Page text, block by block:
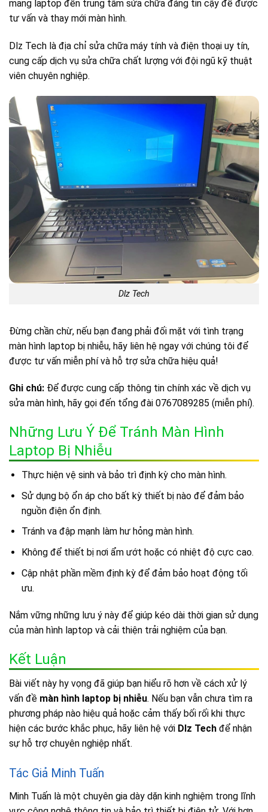
mang laptop đến trung tâm sửa chữa đáng tin cậy để được
tư vấn và thay mới màn hình.
Dlz Tech là địa chỉ sửa chữa máy tính và điện thoại uy tín,
cung cấp dịch vụ sửa chữa chất lượng với đội ngũ kỹ thuật
viên chuyên nghiệp.
Dlz Tech
Đừng chần chừ, nếu bạn đang phải đối mặt với tình trạng
màn hình laptop bị nhiễu, hãy liên hệ ngay với chúng tôi để
được tư vấn miễn phí và hỗ trợ sửa chữa hiệu quả!
Ghi chú: Để được cung cấp thông tin chính xác về dịch vụ
sửa màn hình, hãy gọi đến tổng đài 0767089285 (miễn phí).
Những Lưu Ý Để Tránh Màn Hình
Laptop Bị Nhiễu
Thực hiện vệ sinh và bảo trì định kỳ cho màn hình.
Sử dụng bộ ổn áp cho bất kỳ thiết bị nào để đảm bảo
nguồn điện ổn định.
Tránh va đập mạnh làm hư hỏng màn hình.
Không để thiết bị nơi ẩm ướt hoặc có nhiệt độ cực cao.
Cập nhật phần mềm định kỳ để đảm bảo hoạt động tối
ưu.
Nắm vững những lưu ý này để giúp kéo dài thời gian sử dụng
của màn hình laptop và cải thiện trải nghiệm của bạn.
Kết Luận
Bài viết này hy vọng đã giúp bạn hiểu rõ hơn về cách xử lý
vấn đề màn hình laptop bị nhiễu. Nếu bạn vẫn chưa tìm ra
phương pháp nào hiệu quả hoặc cảm thấy bối rối khi thực
hiện các bước khắc phục, hãy liên hệ với Dlz Tech để nhận
sự hỗ trợ chuyên nghiệp nhất.
Tác Giả Minh Tuấn
Minh Tuấn là một chuyên gia dày dặn kinh nghiệm trong lĩnh